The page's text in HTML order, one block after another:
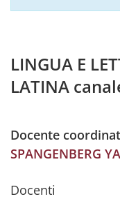
LINGUA E
LATINA
Docente
SPANGENBERG
Docenti